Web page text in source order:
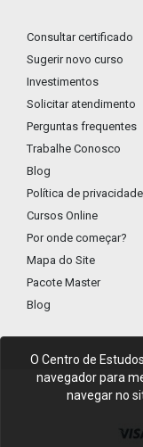
Consultar certificado
Sugerir novo curso
Investimentos
Solicitar atendimento
Perguntas frequentes
Trabalhe Conosco
Blog
Política de privacidade
Cursos Online
Por onde começar?
Mapa do Site
Pacote Master
Blog
O Centro de
navegador para
navegar no